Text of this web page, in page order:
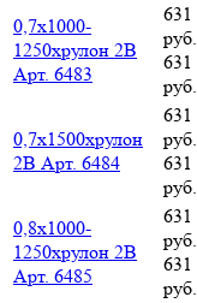
0,7х1000-
1250хрулон 2B
Арт. 6483
631
руб.
631
руб.
0,7х1500хрулон
2B Арт. 6484
631
руб.
631
руб.
0,8х1000-
1250хрулон 2B
Арт. 6485
631
руб.
631
руб.